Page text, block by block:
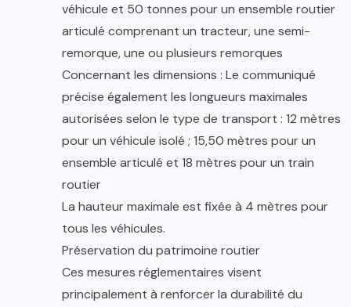
véhicule et 50 tonnes pour un ensemble routier
articulé comprenant un tracteur, une semi-
remorque, une ou plusieurs remorques
Concernant les dimensions : Le communiqué
précise également les longueurs maximales
autorisées selon le type de transport : 12 mètres
pour un véhicule isolé ; 15,50 mètres pour un
ensemble articulé et 18 mètres pour un train
routier
La hauteur maximale est fixée à 4 mètres pour
tous les véhicules.
Préservation du patrimoine routier
Ces mesures réglementaires visent
principalement à renforcer la durabilité du